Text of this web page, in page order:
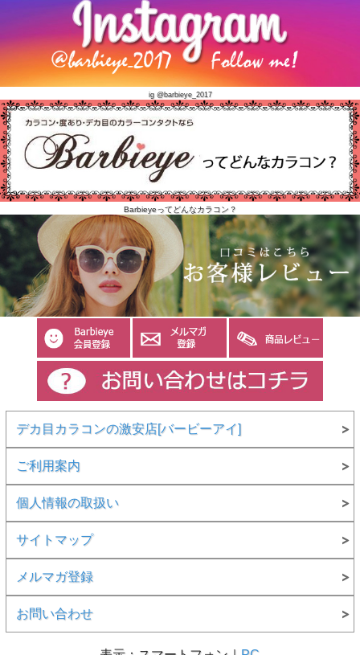
ig @barbieye_2017
Barbieyeってどんなカラコン？
デカ目カラコンの激安店[バービーアイ]
ご利用案内
個人情報の取扱い
サイトマップ
メルマガ登録
お問い合わせ